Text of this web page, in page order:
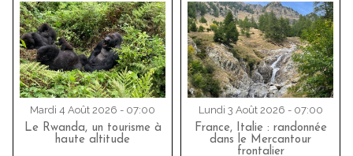
Mardi 4 Août 2026 - 07:00
Le Rwanda, un tourisme à
haute altitude
Lundi 3 Août 2026 - 07:00
France, Italie : randonnée
dans le Mercantour
frontalier